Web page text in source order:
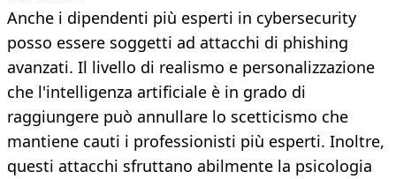
Anche i dipendenti più esperti in cybersecurity
posso essere soggetti ad attacchi di phishing
avanzati. Il livello di realismo e personalizzazione
che l'intelligenza artificiale è in grado di
raggiungere può annullare lo scetticismo che
mantiene cauti i professionisti più esperti. Inoltre,
questi attacchi sfruttano abilmente la psicologia